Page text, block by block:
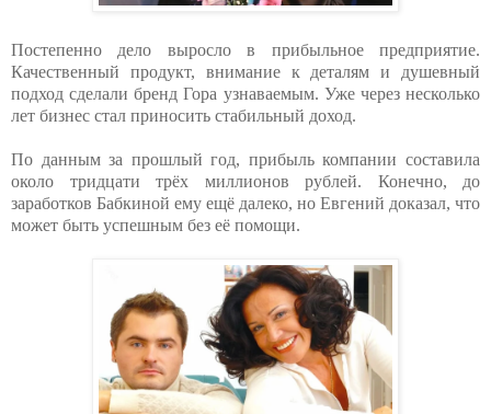
Постепенно дело выросло в прибыльное предприятие.
Качественный продукт, внимание к деталям и душевный
подход сделали бренд Гора узнаваемым. Уже через несколько
лет бизнес стал приносить стабильный доход.
По данным за прошлый год, прибыль компании составила
около тридцати трёх миллионов рублей. Конечно, до
заработков Бабкиной ему ещё далеко, но Евгений доказал, что
может быть успешным без её помощи.